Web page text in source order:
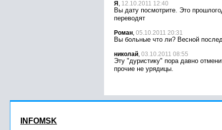
Я 12.10.2011 12:40
Вы дату посмотрите. Это
переводят
Роман 05.10.2011 20:31
Вы больные что ли? Весной
николай 03.10.2011 08:55
Эту "дуристику" пора давно
прочие не урядицы.
INFOMSK